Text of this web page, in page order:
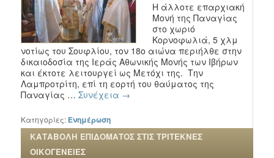
Η άλλοτε επαρχιακή
Μονή της Παναγίας
στο χωριό
Κορνοφωλιά, 5 χλμ
νοτίως του Σουφλίου, τον 18ο αιώνα περιήλθε στην
δικαιοδοσία της Ιεράς Αθωνικής Μονής των Ιβήρων
και έκτοτε λειτουργεί ως Μετόχι της. Την
Λαμπροτρίτη, επί τη εορτή του θαύματος της
Παναγίας …Συνέχεια →
Κατηγορίες: Ενημέρωση
ΚΑΤΑΒΟΛΗ ΕΠΙΔΟΜΑΤΟΣ ΣΤΙΣ ΤΡΙΤΕΚΝΕΣ
ΟΙΚΟΓΕΝΕΙΕΣ